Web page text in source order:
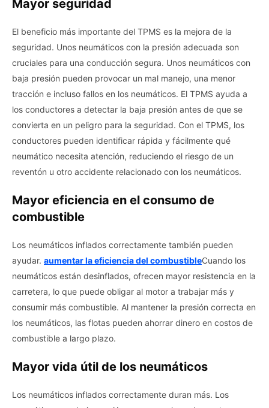
Mayor seguridad
El beneficio más importante del TPMS es la mejora de la
seguridad. Unos neumáticos con la presión adecuada son
cruciales para una conducción segura. Unos neumáticos con
baja presión pueden provocar un mal manejo, una menor
tracción e incluso fallos en los neumáticos. El TPMS ayuda a
los conductores a detectar la baja presión antes de que se
convierta en un peligro para la seguridad. Con el TPMS, los
conductores pueden identificar rápida y fácilmente qué
neumático necesita atención, reduciendo el riesgo de un
reventón u otro accidente relacionado con los neumáticos.
Mayor eficiencia en el consumo de
combustible
Los neumáticos inflados correctamente también pueden
ayudar. aumentar la eficiencia del combustibleCuando los
neumáticos están desinflados, ofrecen mayor resistencia en la
carretera, lo que puede obligar al motor a trabajar más y
consumir más combustible. Al mantener la presión correcta en
los neumáticos, las flotas pueden ahorrar dinero en costos de
combustible a largo plazo.
Mayor vida útil de los neumáticos
Los neumáticos inflados correctamente duran más. Los